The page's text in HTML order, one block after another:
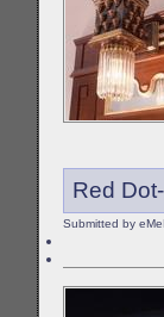
Red
Submitted by